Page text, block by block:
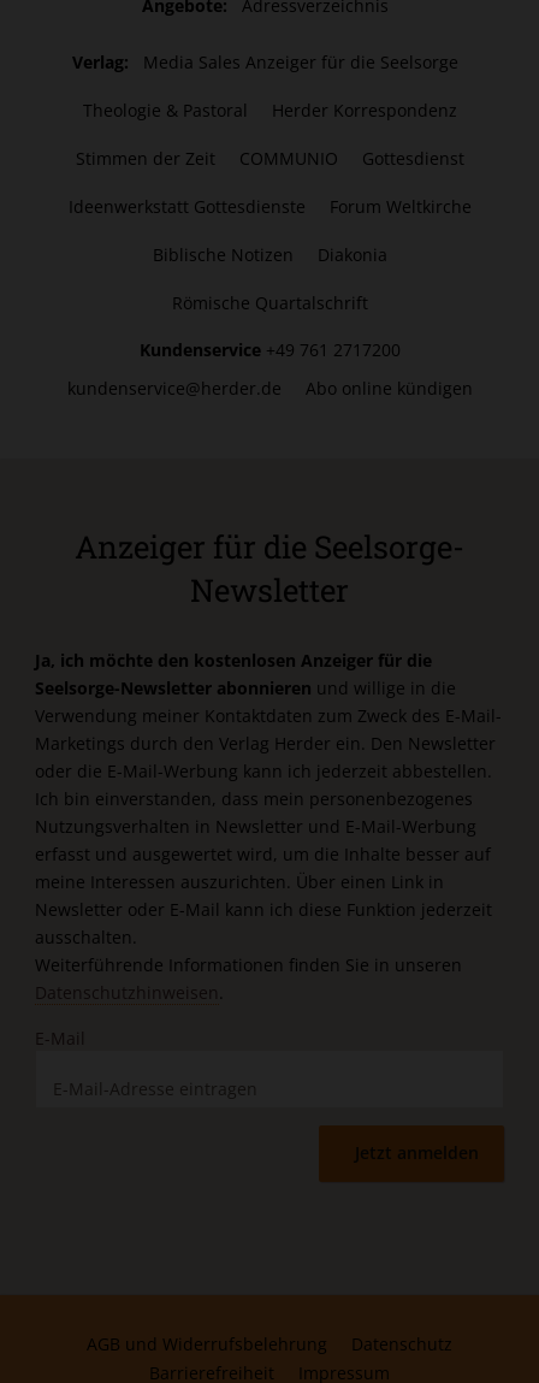
Angebote: Adressverzeichnis
Verlag: Media Sales Anzeiger für die Seelsorge
Theologie & Pastoral Herder Korrespondenz
Stimmen der Zeit COMMUNIO Gottesdienst
Ideenwerkstatt Gottesdienste Forum Weltkirche
Biblische Notizen Diakonia
Römische Quartalschrift
Kundenservice +49 761 2717200
kundenservice@herder.de
Abo online kündigen
Anzeiger für die Seelsorge-
Newsletter
Ja, ich möchte den kostenlosen Anzeiger für die
Seelsorge-Newsletter abonnieren und willige in die
Verwendung meiner Kontaktdaten zum Zweck des E-Mail-
Marketings durch den Verlag Herder ein. Den Newsletter
oder die E-Mail-Werbung kann ich jederzeit abbestellen.
Ich bin einverstanden, dass mein personenbezogenes
Nutzungsverhalten in Newsletter und E-Mail-Werbung
erfasst und ausgewertet wird, um die Inhalte besser auf
meine Interessen auszurichten. Über einen Link in
Newsletter oder E-Mail kann ich diese Funktion jederzeit
ausschalten.
Weiterführende Informationen finden Sie in unseren
Datenschutzhinweisen
E-Mail
Jetzt anmelden
AGB und Widerrufsbelehrung
Datenschutz
Barrierefreiheit
Impressum